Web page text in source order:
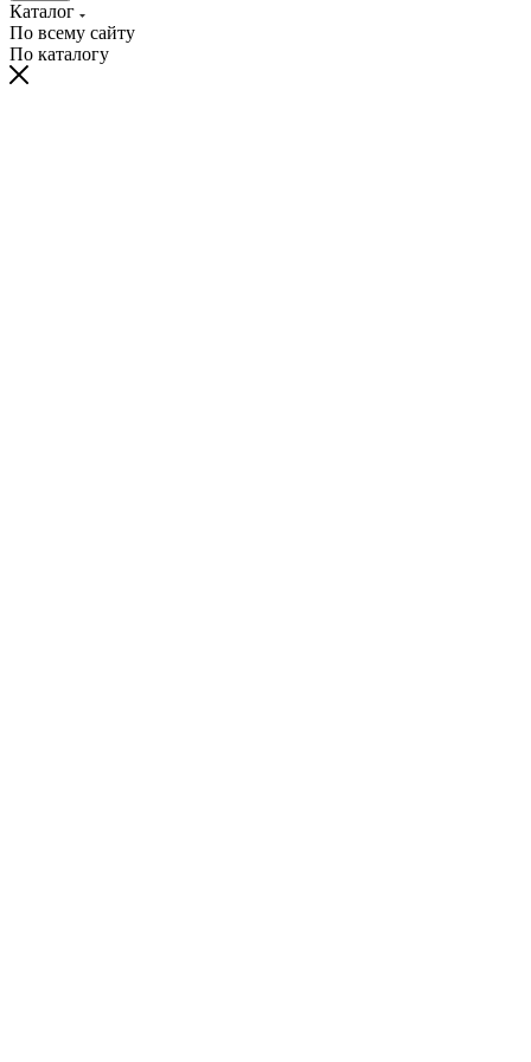
Каталог
По всему сайту
По каталогу